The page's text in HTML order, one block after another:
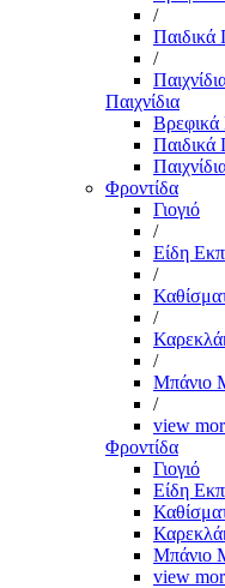
/
Παιδικά
/
Παιχνίδια
Βρεφικά
Παιδικά
Φροντίδα
Γιογιό
/
Είδη
/
/
/
Μπάνιο
/
view
Φροντίδα
Γιογιό
Είδη
Μπάνιο
view